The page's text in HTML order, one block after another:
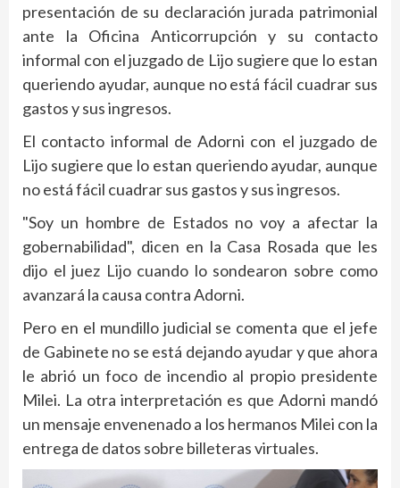
presentación de su declaración jurada patrimonial
ante la Oficina Anticorrupción y su contacto
informal con el juzgado de Lijo sugiere que lo estan
queriendo ayudar, aunque no está fácil cuadrar sus
gastos y sus ingresos.
El contacto informal de Adorni con el juzgado de
Lijo sugiere que lo estan queriendo ayudar, aunque
no está fácil cuadrar sus gastos y sus ingresos.
"Soy un hombre de Estados no voy a afectar la
gobernabilidad", dicen en la Casa Rosada que les
dijo el juez Lijo cuando lo sondearon sobre como
avanzará la causa contra Adorni.
Pero en el mundillo judicial se comenta que el jefe
de Gabinete no se está dejando ayudar y que ahora
le abrió un foco de incendio al propio presidente
Milei. La otra interpretación es que Adorni mandó
un mensaje envenenado a los hermanos Milei con la
entrega de datos sobre billeteras virtuales.